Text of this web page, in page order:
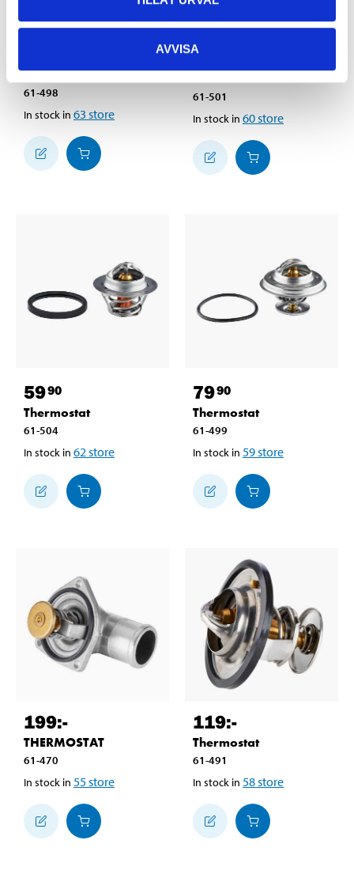
AVVISA
Thermostat
61-498
In stock in 63 store
74
Thermostat
61-501
In stock in 60store
5990
Thermostat
61-504
In stock in 62 store
7990
Thermostat
61-499
In stock in 59store
199:-
THERMOSTAT
61-470
In stock in 55store
119:-
Thermostat
61-491
In stock in 58store